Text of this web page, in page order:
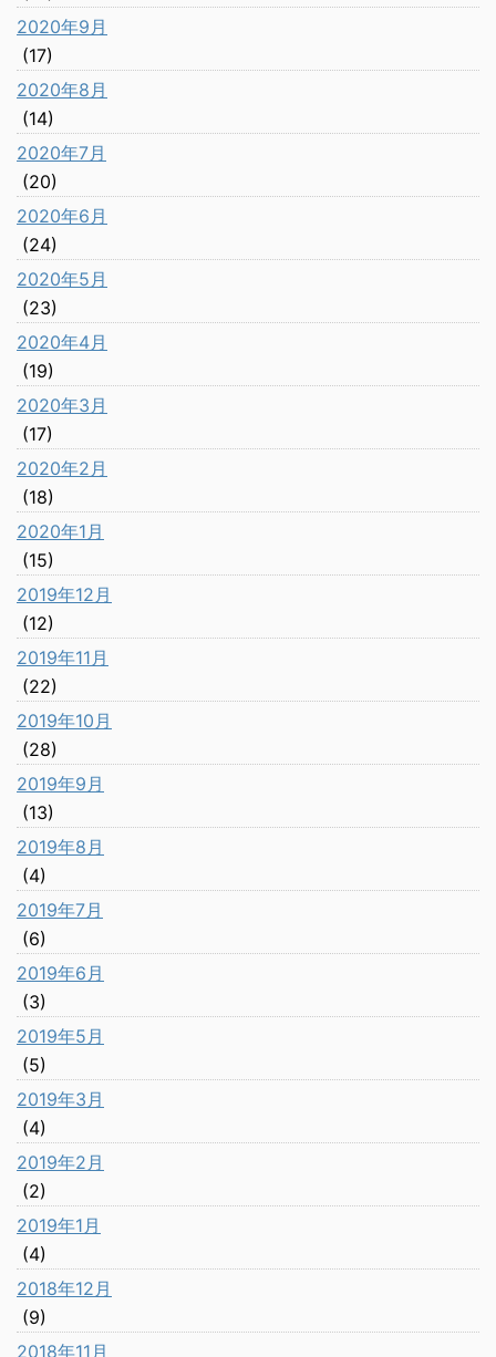
2020年9月
(17)
2020年8月
(14)
2020年7月
(20)
2020年6月
(24)
2020年5月
(23)
2020年4月
(19)
2020年3月
(17)
2020年2月
(18)
2020年1月
(15)
2019年12月
(12)
2019年11月
(22)
2019年10月
(28)
2019年9月
(13)
2019年8月
(4)
2019年7月
(6)
2019年6月
(3)
2019年5月
(5)
2019年3月
(4)
2019年2月
(2)
2019年1月
(4)
2018年12月
(9)
2018年11月